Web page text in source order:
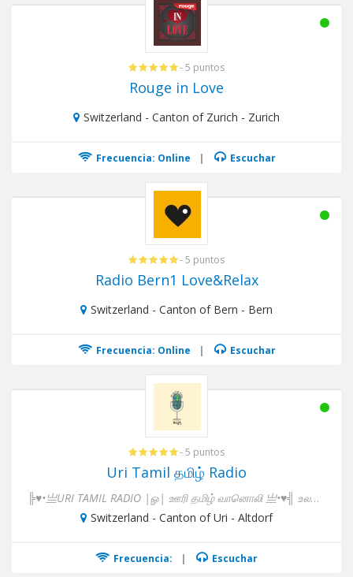
- 5 puntos
Rouge in Love
Switzerland - Canton of Zurich - Zurich
Frecuencia: Online | Escuchar
- 5 puntos
Radio Bern1 Love&Relax
Switzerland - Canton of Bern - Bern
Frecuencia: Online | Escuchar
- 5 puntos
Uri Tamil தமிழ் Radio
╠♥•亗URI TAMIL RADIO |ௐ| ஊரி தமிழ் வானொலி 亗•♥╣ உலகத் தமி...
Switzerland - Canton of Uri - Altdorf
Frecuencia: | Escuchar